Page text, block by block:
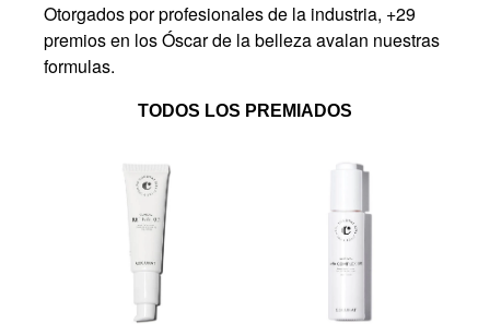
Otorgados por profesionales de la industria, +29
premios en los Óscar de la belleza avalan nuestras
formulas.
TODOS LOS PREMIADOS